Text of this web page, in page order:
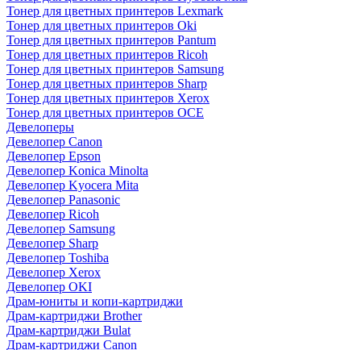
Тонер для цветных принтеров Lexmark
Тонер для цветных принтеров Oki
Тонер для цветных принтеров Pantum
Тонер для цветных принтеров Ricoh
Тонер для цветных принтеров Samsung
Тонер для цветных принтеров Sharp
Тонер для цветных принтеров Xerox
Тонер для цветных принтеров OCE
Девелоперы
Девелопер Canon
Девелопер Epson
Девелопер Konica Minolta
Девелопер Kyocera Mita
Девелопер Panasonic
Девелопер Ricoh
Девелопер Samsung
Девелопер Sharp
Девелопер Toshiba
Девелопер Xerox
Девелопер OKI
Драм-юниты и копи-картриджи
Драм-картриджи Brother
Драм-картриджи Bulat
Драм-картриджи Canon